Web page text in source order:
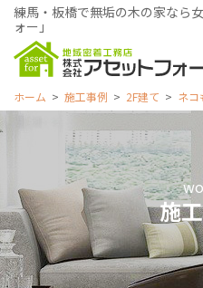
練馬・板橋で無垢の木の家なら
ォー」
ホーム 施工事例 2F建て ネコ
施